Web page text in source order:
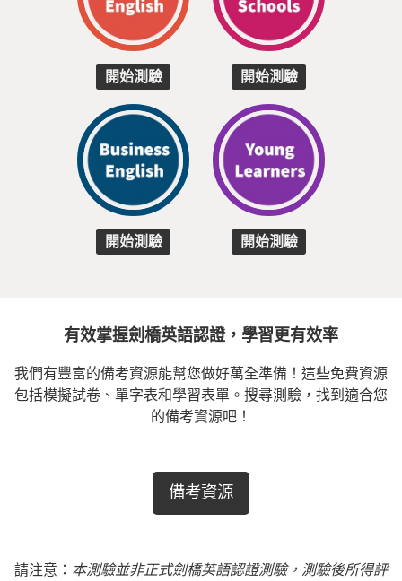
開始測驗 開始測驗
開始測驗 開始測驗
有效掌握劍橋英語認證，學習更有效率
我們有豐富的備考資源能幫您做好萬全準備！這些免費資源
包括模擬試卷、單字表和學習表單。搜尋測驗，找到適合您
的備考資源吧！
備考資源
請注意： 本測驗並非正式劍橋英語認證測驗，測驗後所得評